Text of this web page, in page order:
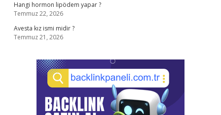
Hangi hormon lipödem yapar ?
Temmuz 22, 2026
Avesta kız ismi midir ?
Temmuz 21, 2026